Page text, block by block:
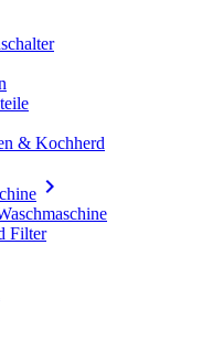
& Kochherd

Filter